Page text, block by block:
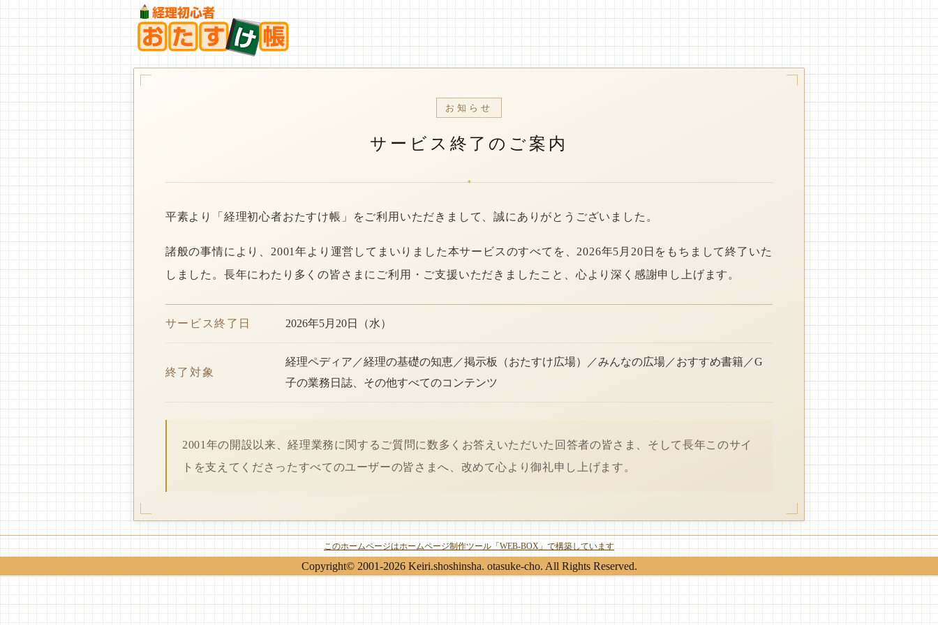
お知らせ
サービス終了のご案内
*
平素より「経理初心者おたすけ帳」をご利用いただきまして、誠にありがとうございました。
諸般の事情により、2001年より運営してまいりました本サービスのすべてを、2026年5月20日をもちまして終了いた
しました。長年にわたり多くの皆さまにご利用・ご支援いただきましたこと、心より深く感謝申し上げます。
サービス終了日 2026年5月20日（水）
終了対象
経理ペディア／経理の基礎の知恵／掲示板（おたすけ広場）／みんなの広場／おすすめ書籍／G
子の業務日誌、その他すべてのコンテンツ
2001年の開設以来、経理業務に関するご質問に数多くお答えいただいた回答者の皆さま、そして長年このサイ
トを支えてくださったすべてのユーザーの皆さまへ、改めて心より御礼申し上げます。
このホームページはホームページ制作ツール「WEB-BOX」で構築しています
Copyright© 2001-2026 Keiri.shoshinsha. otasuke-cho. All Rights Reserved.